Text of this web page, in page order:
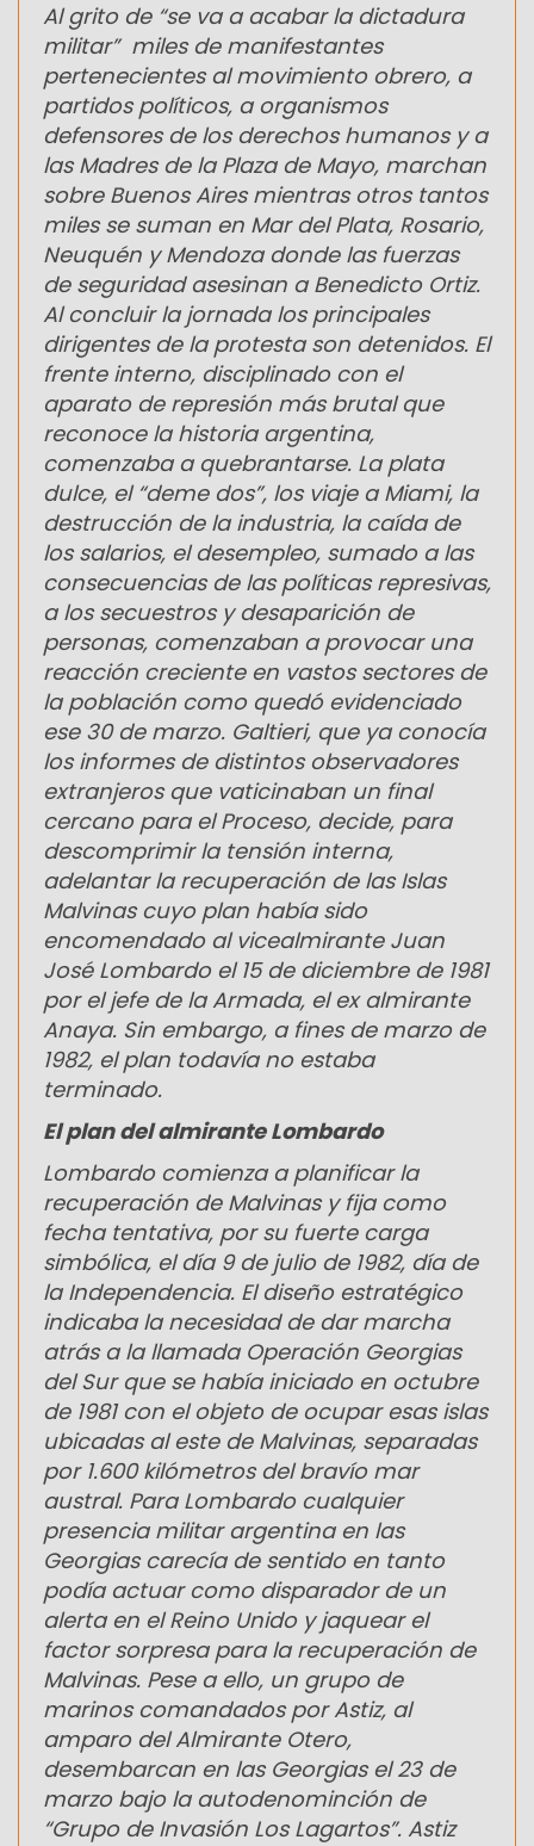
Al grito de “se va a acabar la dictadura
militar” miles de manifestantes
pertenecientes al movimiento obrero, a
partidos políticos, a organismos
defensores de los derechos humanos y a
las Madres de la Plaza de Mayo, marchan
sobre Buenos Aires mientras otros tantos
miles se suman en Mar del Plata, Rosario,
Neuquén y Mendoza donde las fuerzas
de seguridad asesinan a Benedicto Ortiz.
Al concluir la jornada los principales
dirigentes de la protesta son detenidos. El
frente interno, disciplinado con el
aparato de represión más brutal que
reconoce la historia argentina,
comenzaba a quebrantarse. La plata
dulce, el “deme dos”, los viaje a Miami, la
destrucción de la industria, la caída de
los salarios, el desempleo, sumado a las
consecuencias de las políticas represivas,
a los secuestros y desaparición de
personas, comenzaban a provocar una
reacción creciente en vastos sectores de
la población como quedó evidenciado
ese 30 de marzo. Galtieri, que ya conocía
los informes de distintos observadores
extranjeros que vaticinaban un final
cercano para el Proceso, decide, para
descomprimir la tensión interna,
adelantar la recuperación de las Islas
Malvinas cuyo plan había sido
encomendado al vicealmirante Juan
José Lombardo el 15 de diciembre de 1981
por el jefe de la Armada, el ex almirante
Anaya. Sin embargo, a fines de marzo de
1982, el plan todavía no estaba
terminado.
El plan del almirante Lombardo
Lombardo comienza a planificar la
recuperación de Malvinas y fija como
fecha tentativa, por su fuerte carga
simbólica, el día 9 de julio de 1982, día de
la Independencia. El diseño estratégico
indicaba la necesidad de dar marcha
atrás a la llamada Operación Georgias
del Sur que se había iniciado en octubre
de 1981 con el objeto de ocupar esas islas
ubicadas al este de Malvinas, separadas
por 1.600 kilómetros del bravío mar
austral. Para Lombardo cualquier
presencia militar argentina en las
Georgias carecía de sentido en tanto
podía actuar como disparador de un
alerta en el Reino Unido y jaquear el
factor sorpresa para la recuperación de
Malvinas. Pese a ello, un grupo de
marinos comandados por Astiz, al
amparo del Almirante Otero,
desembarcan en las Georgias el 23 de
marzo bajo la autodenominción de
“Grupo de Invasión Los Lagartos”. Astiz